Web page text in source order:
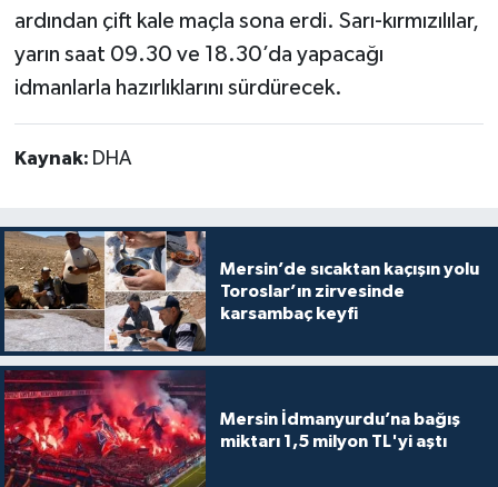
ardından çift kale maçla sona erdi. Sarı-kırmızılılar,
yarın saat 09.30 ve 18.30’da yapacağı
idmanlarla hazırlıklarını sürdürecek.
Kaynak: DHA
Mersin’de sıcaktan kaçışın yolu
Toroslar’ın zirvesinde
karsambaç keyfi
Mersin İdmanyurdu’na bağış
miktarı 1,5 milyon TL'yi aştı